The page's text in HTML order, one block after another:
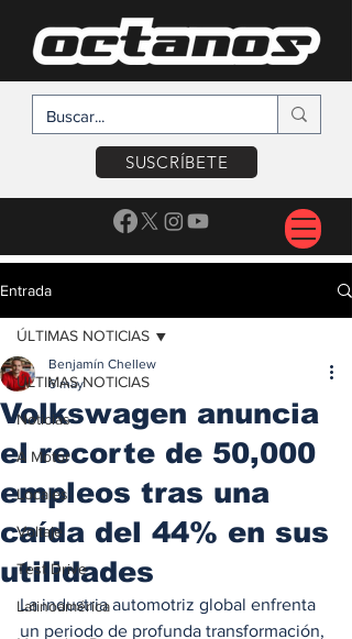
SUSCRÍBETE
Entrada
ÚLTIMAS NOTICIAS
Noticias
A Motor
Locales
Voltaje
Test Drive
Latinoamérica
ÚLTIMAS NOTICIAS
Volkswagen anuncia
el recorte de 50,000
empleos tras una
caída del 44% en sus
utilidades
Benjamín Chellew
6 may
La industria automotriz global enfrenta
un periodo de profunda transformación,